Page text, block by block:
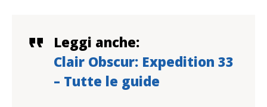
Leggi anche:
Clair Obscur: Expedition 33
– Tutte le guide